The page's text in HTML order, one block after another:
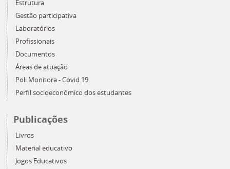
Estrutura
Gestão participativa
Laboratórios
Profissionais
Documentos
Áreas de atuação
Poli Monitora - Covid 19
Perfil socioeconômico dos estudantes
Publicações
Livros
Material educativo
Jogos Educativos